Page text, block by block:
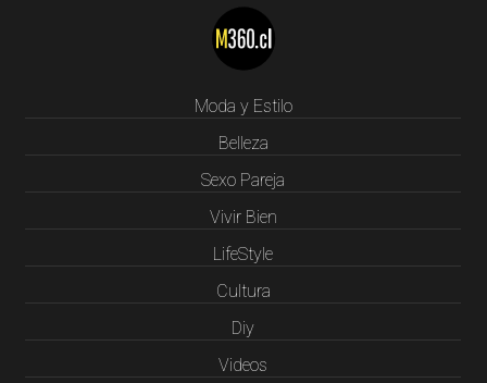
Moda y Estilo
Belleza
Sexo Pareja
Vivir Bien
LifeStyle
Cultura
Diy
Videos